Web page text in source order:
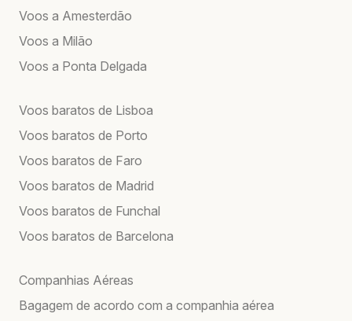
Voos a Amesterdão
Voos a Milão
Voos a Ponta Delgada
Voos baratos de Lisboa
Voos baratos de Porto
Voos baratos de Faro
Voos baratos de Madrid
Voos baratos de Funchal
Voos baratos de Barcelona
Companhias Aéreas
Bagagem de acordo com a companhia aérea